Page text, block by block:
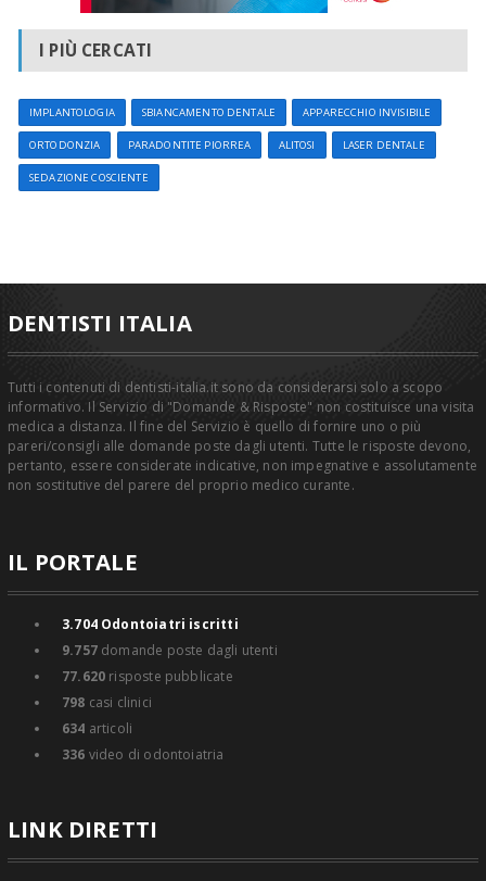
I PIÙ CERCATI
IMPLANTOLOGIA SBIANCAMENTO DENTALE APPARECCHIO INVISIBILE
ORTODONZIA PARADONTITE PIORREA ALITOSI LASER DENTALE
SEDAZIONE COSCIENTE
DENTISTI ITALIA
Tutti i contenuti di dentisti-italia.it sono da considerarsi solo a scopo
informativo. Il Servizio di "Domande & Risposte" non costituisce una visita
medica a distanza. Il fine del Servizio è quello di fornire uno o più
pareri/consigli alle domande poste dagli utenti. Tutte le risposte devono,
pertanto, essere considerate indicative, non impegnative e assolutamente
non sostitutive del parere del proprio medico curante.
IL PORTALE
3.704Odontoiatri iscritti
9.757domande poste dagli utenti
77.620 risposte pubblicate
798 casi clinici
634 articoli
336 video di odontoiatria
LINK DIRETTI